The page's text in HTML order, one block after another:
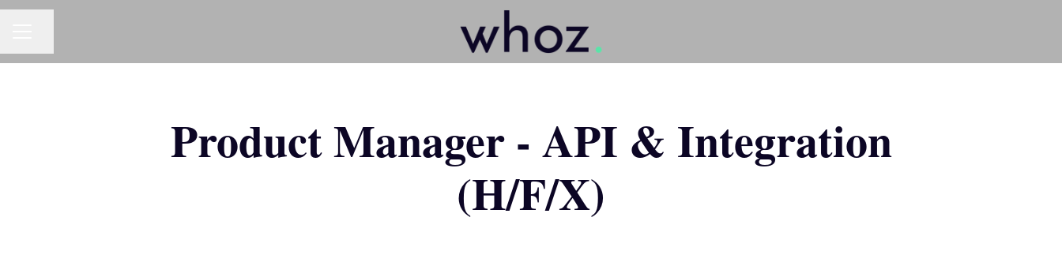
Product Manager - API & Integration
(H/F/X)